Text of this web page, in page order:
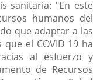
sanitaria: "En este
humanos del
que adaptar a las
el COVID 19 ha
al esfuerzo y
de Recursos